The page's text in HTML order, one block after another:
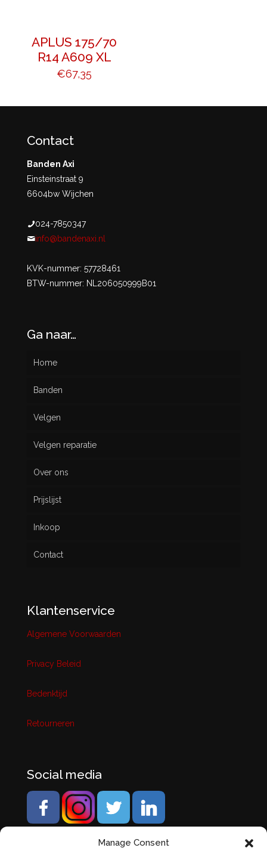
Manage Consent
APLUS 175/70
R14 A609 XL
€67,35
Contact
Banden Axi
Einsteinstraat 9
6604bw Wijchen
024-7850347
info@bandenaxi.nl
KVK-nummer: 57728461
BTW-nummer: NL206050999B01
Ga naar…
Home
Banden
Nieuw
Gebruikt
Velgen
Velgen reparatie
Over ons
Prijslijst
Inkoop
Contact
Klantenservice
Algemene Voorwaarden
Privacy Beleid
Bedenktijd
Retourneren
Social media